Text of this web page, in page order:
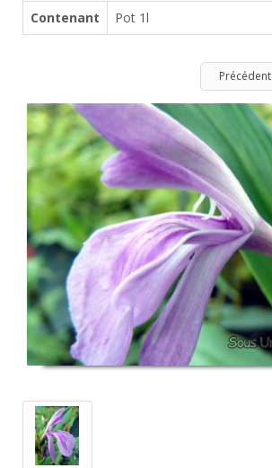
Contenant
Pot 1l
Précédent